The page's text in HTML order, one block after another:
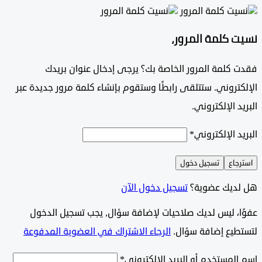
كلمة المرور،
كلمة المرور الخاصة بك؟ يرجى إدخال عنوان بريدك
ستتلقى رابطًا وستقوم بإنشاء كلمة مرور جديدة عبر
الإلكتروني.
الإلكتروني*
تسجيل دخول
عضوية؟تسجيل دخول الآن
ليس لديك صلاحيات لإضافة سؤال, يجب تسجيل الدخول
إضافة سؤال.الرجاء الاشتراك في العضوية المدفوعة